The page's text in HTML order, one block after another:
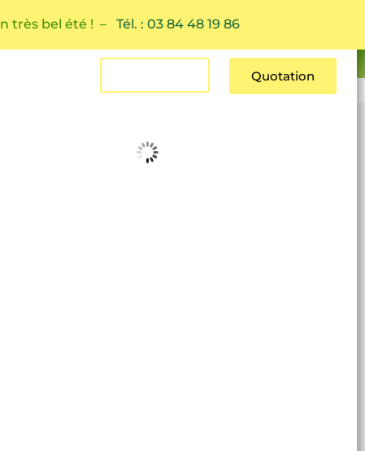
très bel été ! – Tél. : 03 84 48 19 86
Quotation